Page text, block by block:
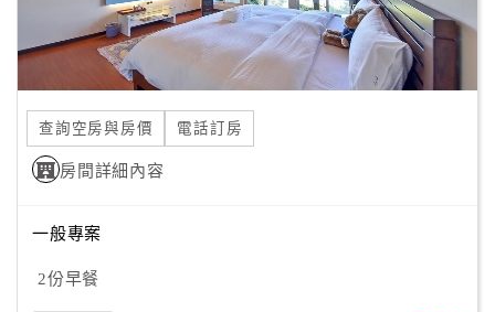
服
紅
利
查
訂
查詢空房與房價 電話訂房
房間詳細內容
一般專案
2份早餐